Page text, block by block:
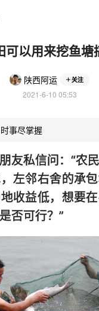
可以用来挖鱼塘
陕西阿运 关注
2021-6-10 05:53
事尽掌握
友私信问：“农
左邻右舍的承
收益低，想要
否可行？”